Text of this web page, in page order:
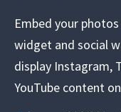
Embed your
widget and social
display Instagram,
YouTube content